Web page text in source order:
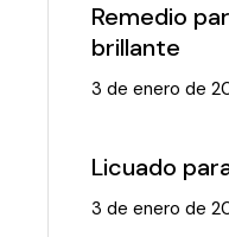
Remedio
brillante
3 de enero de
Licuado
3 de enero de